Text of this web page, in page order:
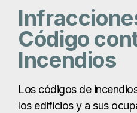
garantizar que tanto las
como los proyectos de
medidas de seguridad
estructuras. Cuando los
contratistas infringen los
riesgo de incendio
instalaciones